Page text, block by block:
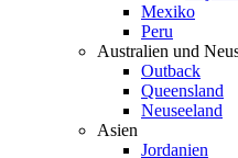
Mexiko
Peru
Australien und
Outback
Queensland
Neuseeland
Asien
Jordanien